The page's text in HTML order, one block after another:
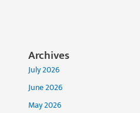
Archives
July 2026
June 2026
May 2026